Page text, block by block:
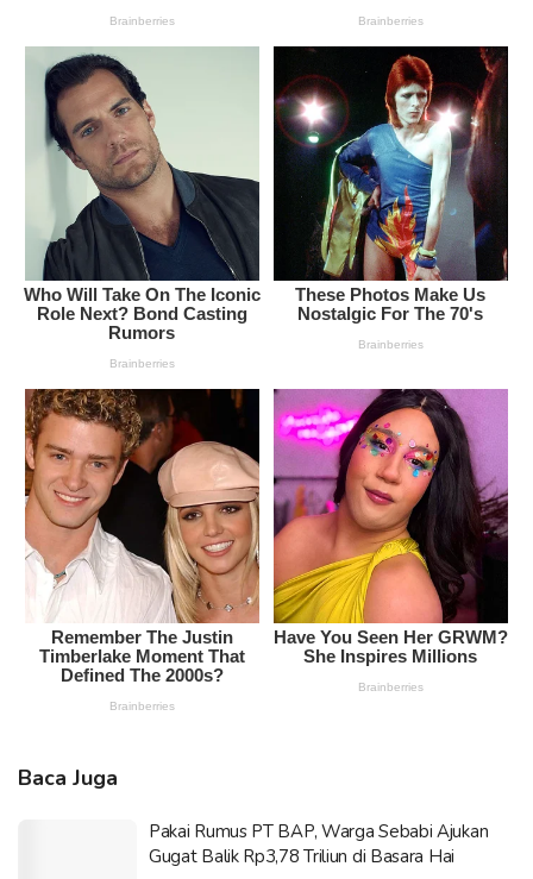
Baca Juga
Pakai Rumus PT BAP, Warga Sebabi Ajukan
Gugat Balik Rp3,78 Triliun di Basara Hai